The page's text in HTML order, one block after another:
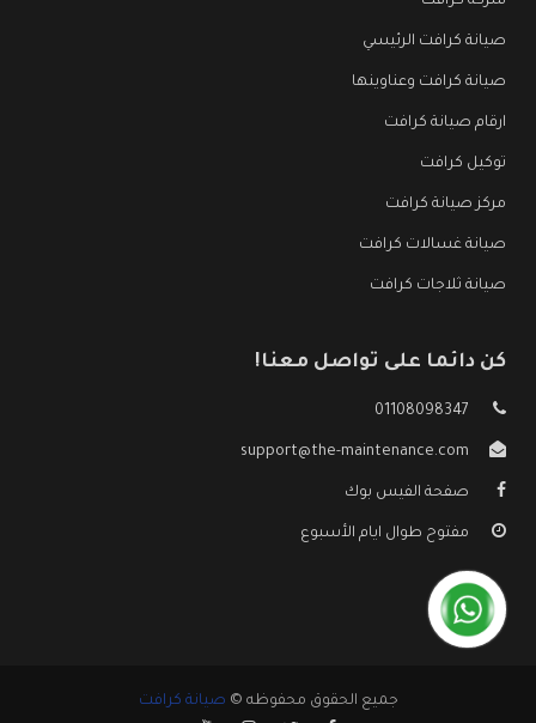
صيانة كرافت الرئيسي
صيانة كرافت وعناوينها
ارقام صيانة كرافت
توكيل كرافت
مركز صيانة كرافت
صيانة غسالات كرافت
صيانة ثلاجات كرافت
كن دائما على تواصل معنا!
01108098347
support@the-maintenance.com
صفحة الفيس بوك
مفتوح طوال ايام الأسبوع
جميع الحقوق محفوظه © صيانة كرافت